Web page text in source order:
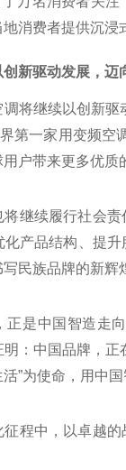
消费者提供沉浸
创新驱动发展，迈
将继续以创新
第一家用变频空
户带来更多优质
将继续履行社会
产品结构、提
民族品牌的新辉
正是中国智造走
：中国品牌，
”为使命，用中
征程中，以卓越